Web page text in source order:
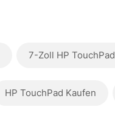
7-Zoll HP TouchPad
HP TouchPad Kaufen